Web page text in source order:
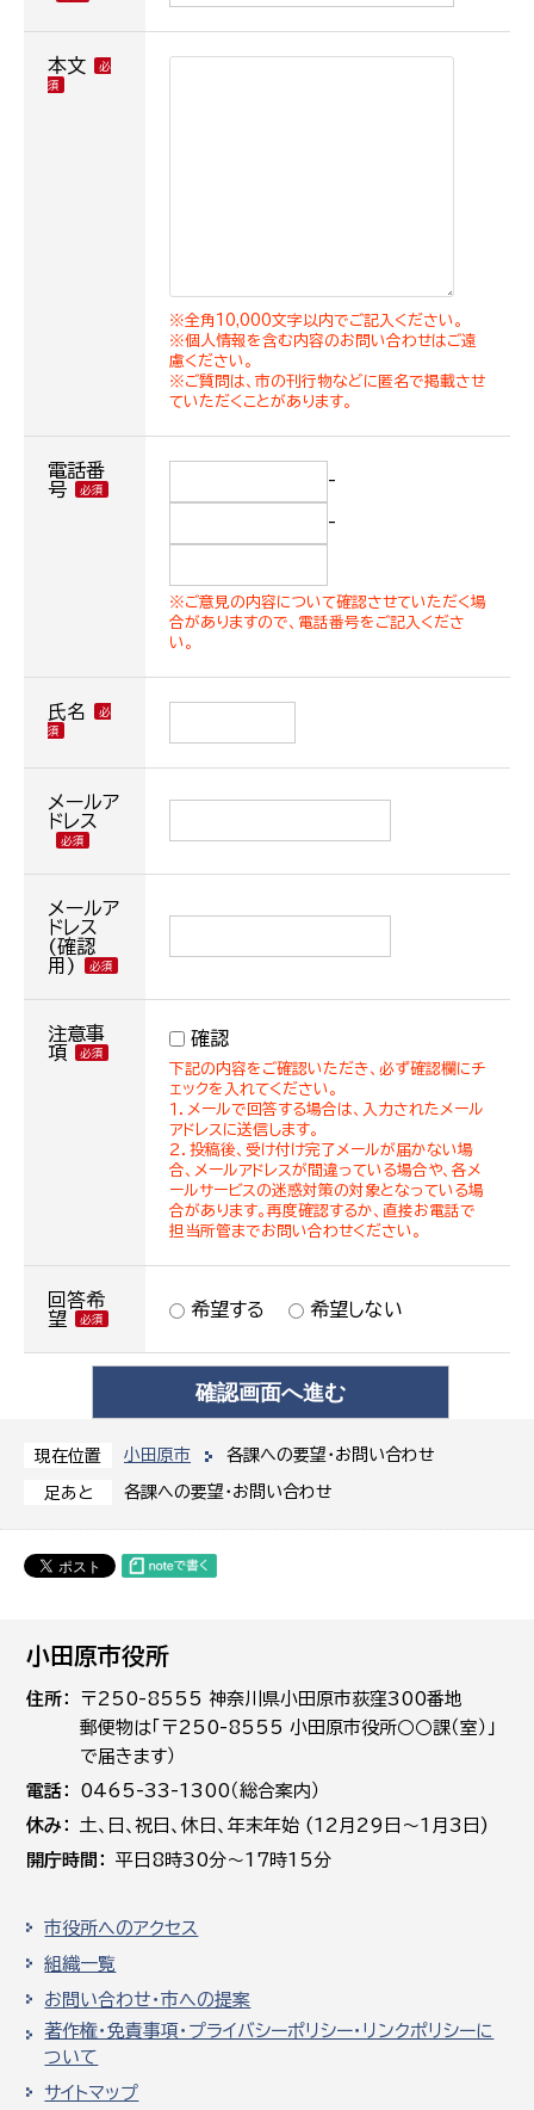
現在位置 小田原市 各課への要望・お問い合わせ
足あと 各課への要望・お問い合わせ
本文
※全角10,000文字以内でご記入ください。
※個人情報を含む内容のお問い合わせはご遠
慮ください。
※ご質問は、市の刊行物などに匿名で掲載させ
ていただくことがあります。
電話番
号
-
-
※ご意見の内容について確認させていただく場
合がありますので、電話番号をご記入くださ
い。
氏名
メールア
ドレス
メールア
ドレス
(確認
用)
注意事
項
確認
下記の内容をご確認いただき、必ず確認欄にチ
ェックを入れてください。
１．メールで回答する場合は、入力されたメール
アドレスに送信します。
２．投稿後、受け付け完了メールが届かない場
合、メールアドレスが間違っている場合や、各メ
ールサービスの迷惑対策の対象となっている場
合があります。再度確認するか、直接お電話で
担当所管までお問い合わせください。
回答希
望
希望する 希望しない
小田原市役所
住所
〒250-8555 神奈川県小田原市荻窪300番地
郵便物は「〒250-8555 小田原市役所○○課（室）」
で届きます）
電話
0465-33-1300（総合案内）
休み
土､日､祝日、休日、年末年始 (12月29日～1月3日)
開庁時間
平日8時30分～17時15分
市役所へのアクセス
組織一覧
お問い合わせ・市への提案
著作権・免責事項・プライバシーポリシー・リンクポリシーに
ついて
サイトマップ